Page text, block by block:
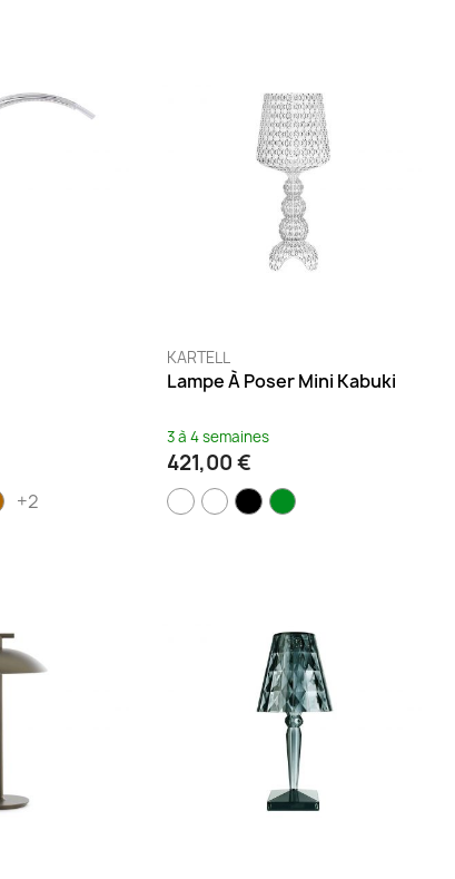
+2
KARTELL
Lampe À Poser Mini Kabuki
3 à 4 semaines
421,00 €